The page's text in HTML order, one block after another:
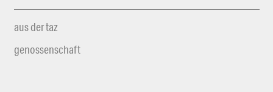
aus der taz
genossenschaft